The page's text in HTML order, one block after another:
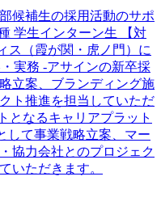
候補生の採用活動のサポ
学生インターン生 【対
ス（霞が関・虎ノ門）に
実務 -アサインの新卒採
立案、ブランディング施
ト推進を担当していただ
となるキャリアプラット
して事業戦略立案、マー
協力会社とのプロジェク
いただきます。